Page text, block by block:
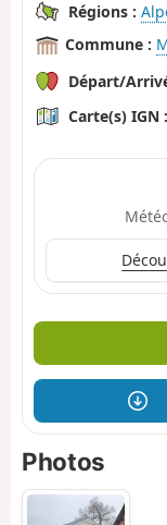
Régions :
Commune :
Départ/
Carte(s) IGN :
Photos